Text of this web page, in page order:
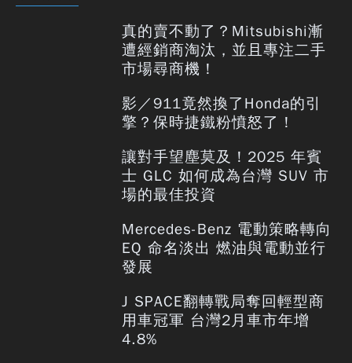
真的賣不動了？Mitsubishi漸
遭經銷商淘汰，並且專注二手
市場尋商機！
影／911竟然換了Honda的引
擎？保時捷鐵粉憤怒了！
讓對手望塵莫及！2025 年賓
士 GLC 如何成為台灣 SUV 市
場的最佳投資
Mercedes-Benz 電動策略轉向
EQ 命名淡出 燃油與電動並行
發展
J SPACE翻轉戰局奪回輕型商
用車冠軍 台灣2月車市年增
4.8%